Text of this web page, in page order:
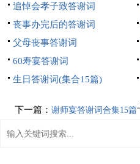
追悼会孝子致答谢词
丧事办完后的答谢词
父母丧事答谢词
60寿宴答谢词
生日答谢词(集合15篇)
下一篇： 谢师宴答谢词合集15篇